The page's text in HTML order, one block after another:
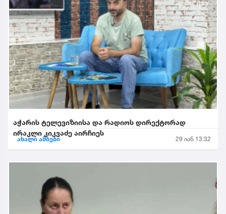
აჭარის ტელევიზიისა და რადიოს დირექტორად
ირაკლი კიკვაძე აირჩიეს
ახალი ამბები 29 იან 13:32